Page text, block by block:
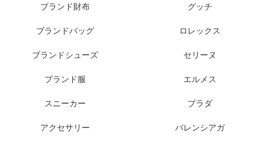
ブランド財布
ブランドバッグ
ブランドシューズ
ブランド服
スニーカー
アクセサリー
グッチ
ロレックス
セリーヌ
エルメス
プラダ
バレンシアガ